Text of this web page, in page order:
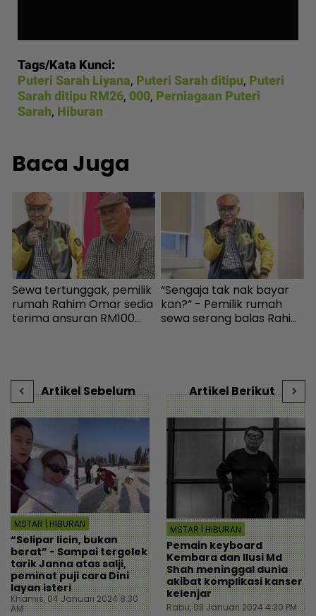
Tags/Kata Kunci:
Puteri Sarah Liyana, Puteri Sarah ditipu, Puteri
Sarah ditipu RM26, 000, Perniagaan Puteri
Sarah, Hiburan
Baca Juga
Sewa tertunggak, pemilik
rumah Rahim Omar sedia
terima ansuran RM100
“Sengaja tak nak bayar
kan?“ - Pemilik rumah
sewa serang balas Rahim
Artikel Sebelum
MSTAR | HIBURAN
“Selipar licin, bukan
berat” - Sampai tergolek
tarik Janna atas salji,
peminat puji cara Dini
layan isteri
Khamis, 04 Januari 2024 8:30
AM
Artikel Berikut
MSTAR | HIBURAN
Pemain keyboard
Kembara dan Ilusi Md
Shah meninggal dunia
akibat komplikasi kanser
kelenjar
Rabu, 03 Januari 2024 4:30 PM